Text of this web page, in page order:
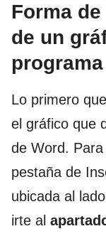
Forma
de un
programa
Lo primero
el gráfico que
de Word.
pestaña de
ubicada al
irte al